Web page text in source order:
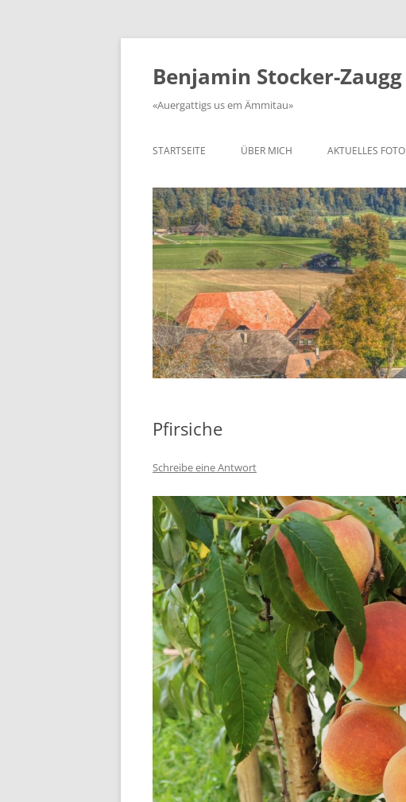
Zum
springen
Benjamin Stocker-Zaugg
«Auergattigs us em Ämmitau»
STARTSEITE ÜBER MICH AKTUELLES FOTO
Pfirsiche
Schreibe eine Antwort